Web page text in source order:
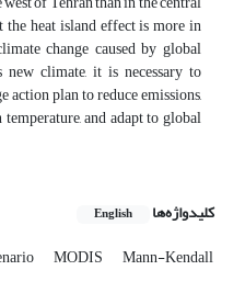
the heat island effect is more in
change caused by global
climate, it is necessary to
action plan to reduce emissions,
and adapt to global
کلیدواژه‌ها English
MODIS Mann-Kendall